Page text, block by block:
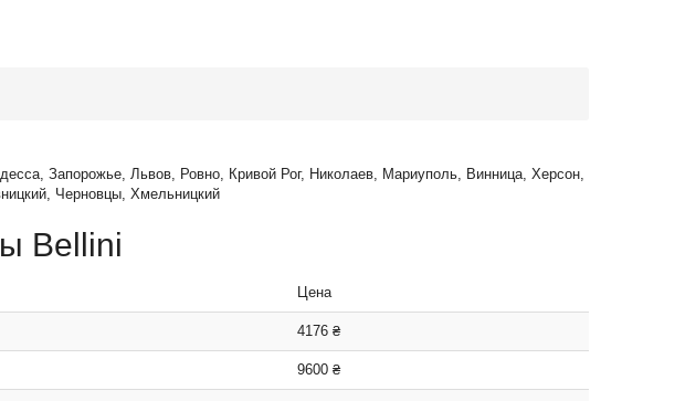
Запорожье, Львов, Ровно, Кривой Рог, Николаев, Мариуполь, Винница, Херсон,
Черновцы, Хмельницкий
Bellini
Цена
4176 ₴
9600 ₴